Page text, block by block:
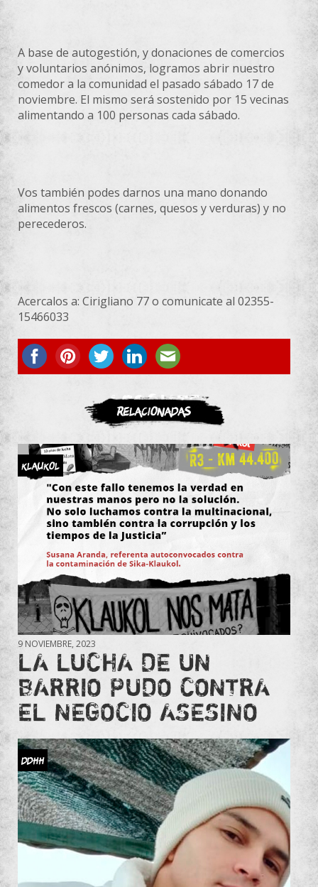
A base de autogestión, y donaciones de comercios
y voluntarios anónimos, logramos abrir nuestro
comedor a la comunidad el pasado sábado 17 de
noviembre. El mismo será sostenido por 15 vecinas
alimentando a 100 personas cada sábado.
Vos también podes darnos una mano donando
alimentos frescos (carnes, quesos y verduras) y no
perecederos.
Acercalos a: Cirigliano 77 o comunicate al 02355-
15466033
ASOCIATE
Relacionadas
KLAUKOL
9 NOVIEMBRE, 2023
LA LUCHA DE UN
BARRIO PUDO CONTRA
EL NEGOCIO ASESINO
DDHH